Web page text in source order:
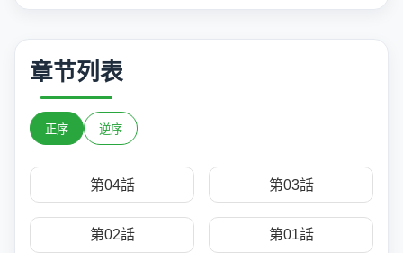
章节列表
正序 逆序
第04話 第03話
第02話 第01話